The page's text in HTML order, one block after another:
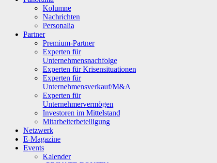
Kolumne
Nachrichten
Personalia
Partner
Premium-Partner
Experten für
Unternehmensnachfolge
Experten für Krisensituationen
Experten für
Unternehmensverkauf/M&A
Experten für
Unternehmervermögen
Investoren im Mittelstand
Mitarbeiterbeteiligung
Netzwerk
E-Magazine
Events
Kalender